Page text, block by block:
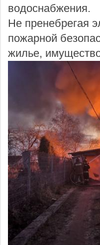
водоснабжения.
Не пренебрегая
пожарной
жилье,